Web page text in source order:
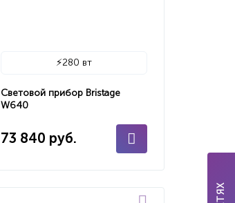
⚡280 вт
Световой прибор Bristage
W640
73 840 руб.